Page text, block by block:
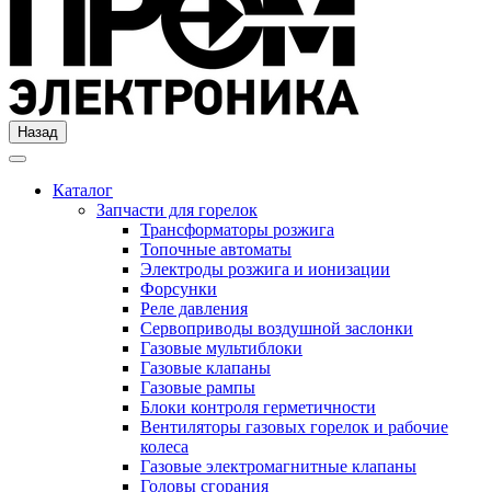
Назад
Каталог
Запчасти для горелок
Трансформаторы розжига
Топочные автоматы
Электроды розжига и ионизации
Форсунки
Реле давления
Сервоприводы воздушной заслонки
Газовые мультиблоки
Газовые клапаны
Газовые рампы
Блоки контроля герметичности
Вентиляторы газовых горелок и рабочие
колеса
Газовые электромагнитные клапаны
Головы сгорания